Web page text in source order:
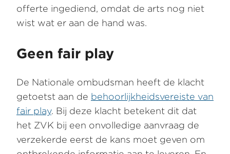
offerte ingediend, omdat de arts nog niet
wist wat er aan de hand was.
Geen fair play
De Nationale ombudsman heeft de klacht
getoetst aan de behoorlijkheidsvereiste van
fair play. Bij deze klacht betekent dit dat
het ZVK bij een onvolledige aanvraag de
verzekerde eerst de kans moet geven om